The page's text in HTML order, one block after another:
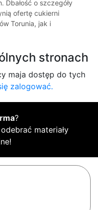
o szczegóły
ofertę cukierni
Torunia, jak i
stronach
maja dostęp do tych
zalogować.
?
materiały